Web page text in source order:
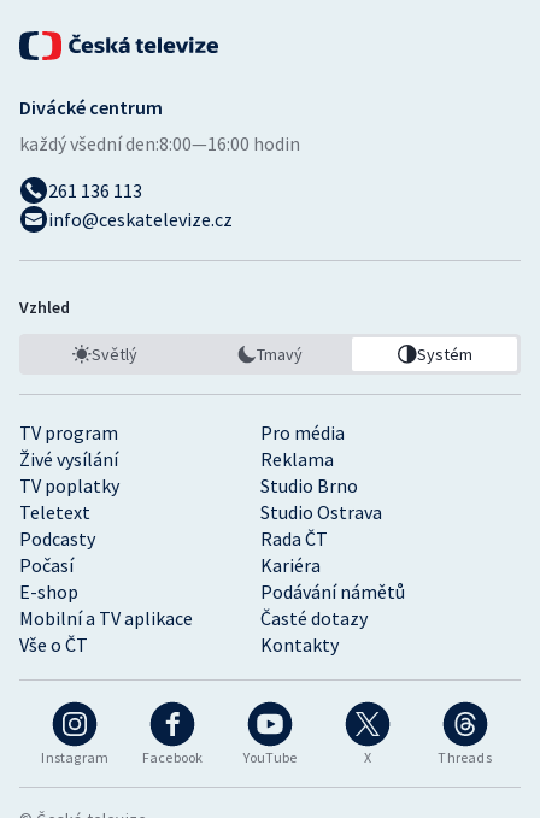
Ostatní
Instagram Facebook YouTube X Threads
TV program
Pro média
Živé vysílání
Reklama
TV poplatky
Studio Brno
Teletext
Studio Ostrava
Podcasty
Rada ČT
Počasí
Kariéra
E-shop
Podávání námětů
Mobilní a TV aplikace
Časté dotazy
Vše o ČT
Kontakty
Divácké centrum
každý všední den:8:00—16:00 hodin
261 136 113
info@ceskatelevize.cz
Vzhled
Světlý Tmavý Systém